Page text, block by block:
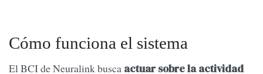
Cómo funciona el sistema
El BCI de Neuralink busca actuar sobre la actividad